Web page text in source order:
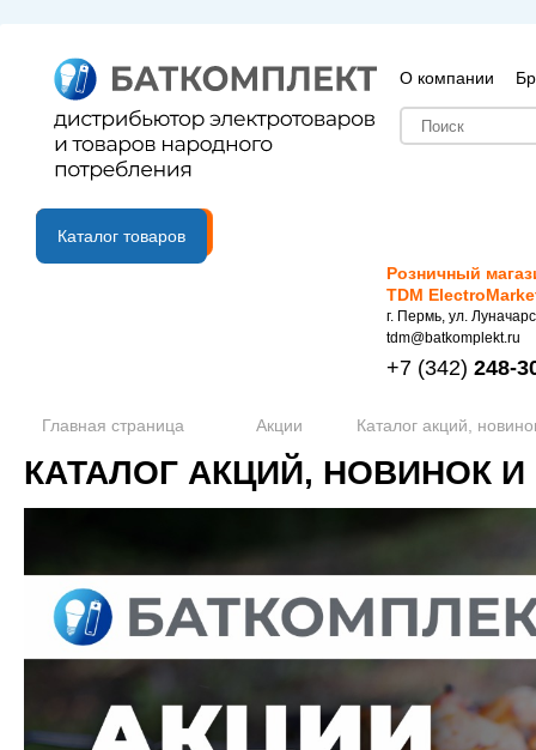
О компании
B2B портал
Каталог товаров
Розничный
TDM
г. Пермь, ул.
tdm@batkomplekt.ru
+7 (342) 248-
Главная страница Акции Каталог акций,
КАТАЛОГ АКЦИЙ, НОВИНОК